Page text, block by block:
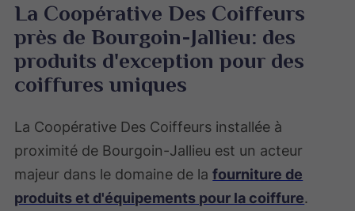
La Coopérative Des Coiffeurs
près de Bourgoin-Jallieu: des
produits d'exception pour des
coiffures uniques
La Coopérative Des Coiffeurs installée à
proximité de Bourgoin-Jallieu est un acteur
majeur dans le domaine de lafourniture de
produits et d'équipements pour la coiffure.